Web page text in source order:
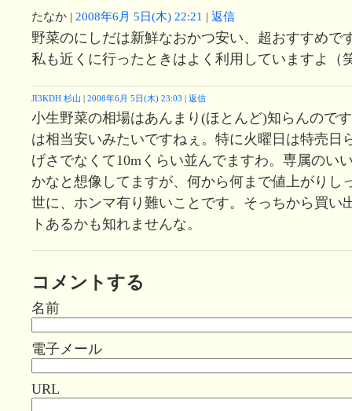
たなか | 2008年6月 5日(木) 22:21 | 返信
野菜のにしだは新鮮なおかつ安い、超おすすめで
私も近くに行ったときはよく利用していますよ（
JI3KDH 杉山 2008年6月 5日(木) 23:03 返信
小生野菜の相場はあんまり(ほとんど)知らんので
は相当安いみたいですねぇ。特に火曜日は特売日
げさでなくて10mくらい並んでますわ。専属のい
かなと想像してますが、何から何まで値上がりし
世に、ホンマ有り難いことです。そっちから買い
トあるかも知れませんな。
コメントする
名前
電子メール
URL